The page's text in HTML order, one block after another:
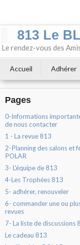
813 Le
Le rendez-vous des
Accueil Adhérer
Pages
0-Informations
de nous contacter
1 - La revue 813
2-Planning des salons et
POLAR
3- L'équipe de 813
4-Les Trophées 813
5- adhérer, renouveler
6- commander une ou
revues
7- La liste de discussions
Le cadeau 813